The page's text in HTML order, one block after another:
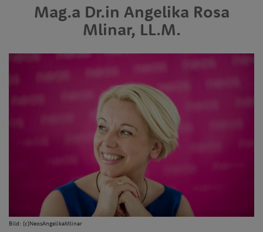
Mag.a Dr.in Angelika Rosa
Mlinar, LL.M.
Bild: (c)NeosAngelikaMlinar